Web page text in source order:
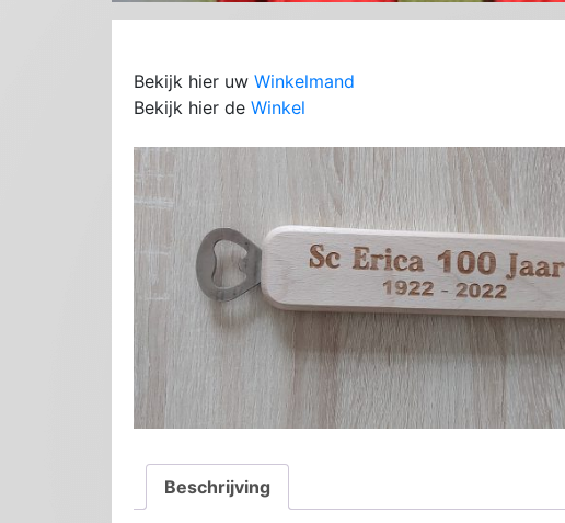
Bekijk hier uw Winkelmand
Bekijk hier de Winkel
Beschrijving